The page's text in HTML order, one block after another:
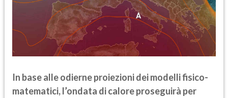
In base alle odierne proiezioni dei modelli fisico-
matematici, l’ondata di calore proseguirà per